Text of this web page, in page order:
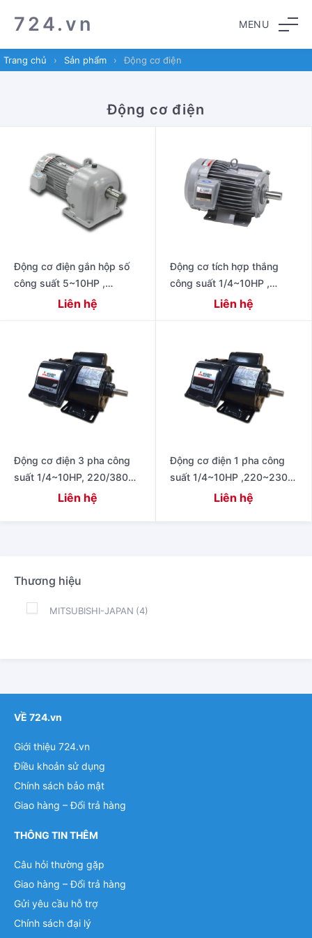
to
navigation
to
content
724.vn MENU
Trang chủ › Sản phẩm › Động cơ điện
Động cơ điện
Động cơ điện gắn hộp số
công suất 5~10HP ,
220/380~415V 50Hz,
Liên hệ
Động cơ tích hợp thắng
công suất 1/4~10HP ,
220/380V 50Hz
Liên hệ
Động cơ điện 3 pha công
suất 1/4~10HP, 220/380V
Liên hệ
Động cơ điện 1 pha công
suất 1/4~10HP ,220~230V
Liên hệ
Thương hiệu
MITSUBISHI-JAPAN (4)
VỀ 724.vn
Giới thiệu 724.vn
Điều khoản sử dụng
Chính sách bảo mật
Giao hàng – Đổi trả hàng
THÔNG TIN THÊM
Câu hỏi thường gặp
Giao hàng – Đổi trả hàng
Gửi yêu cầu hỗ trợ
Chính sách đại lý